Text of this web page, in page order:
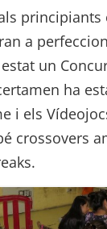
principiants
a
un
ha
i els
crossovers